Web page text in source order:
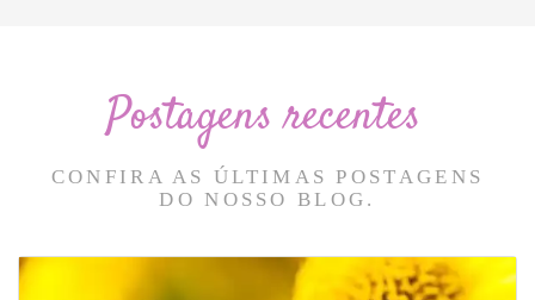
Postagens recentes
CONFIRA AS ÚLTIMAS POSTAGENS
DO NOSSO BLOG.